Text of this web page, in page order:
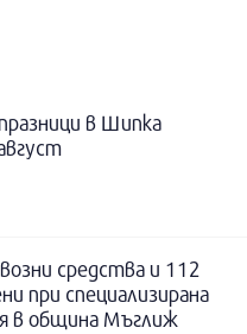
в Шипка
средства и 112
при специализирана
в община Мъглиж